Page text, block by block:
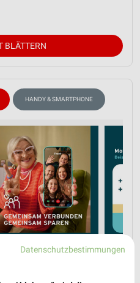
BLÄTTERN
HANDY & SMARTPHONE
Datenschutzbestimmungen